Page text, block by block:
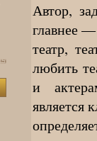
Автор,
главнее
театр,
любить
и
является